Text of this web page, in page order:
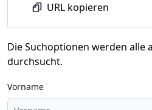
URL kopieren
Die Suchoptionen werden alle
durchsucht.
Vorname